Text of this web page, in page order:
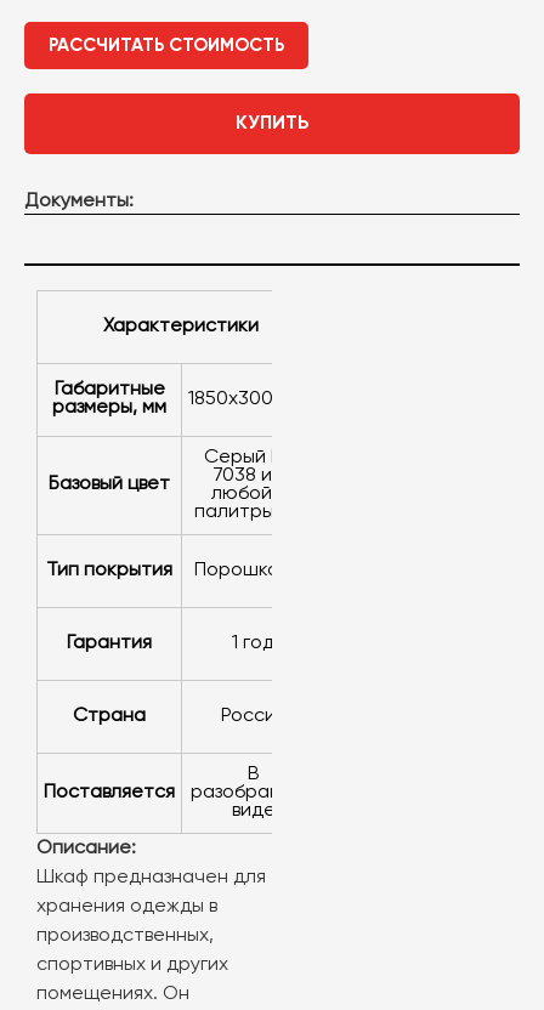
РАССЧИТАТЬ СТОИМОСТЬ
КУПИТЬ
Документы:
Характеристики
размеры, мм
1850х300х500
Базовый цвет
серый RAL
7038 или
любой из
палитры RAL
Тип покрытия порошковое
Гарантия 1 год
Страна Россия
Поставляется
в
разобранном
виде
Описание:
Шкаф предназначен для
хранения одежды в
производственных,
спортивных и других
помещениях. Он